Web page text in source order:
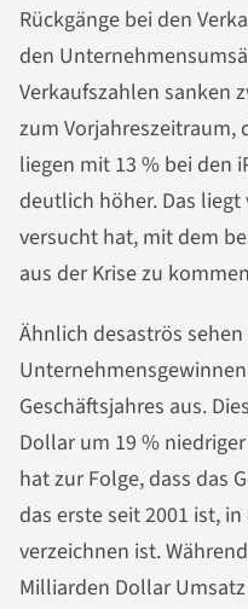
Rückgänge bei den
den
Verkaufszahlen sanken
zum Vorjahreszeitraum,
liegen mit 13 % bei den
deutlich höher. Das
versucht hat, mit dem
aus der Krise zu
Ähnlich desaströs
Geschäftsjahres aus.
Dollar um 19 %
hat zur Folge, dass das
das erste seit 2001 ist,
verzeichnen ist.
Milliarden Dollar